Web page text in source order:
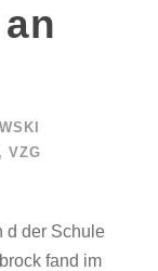
, VZG
d der Schule
fand im